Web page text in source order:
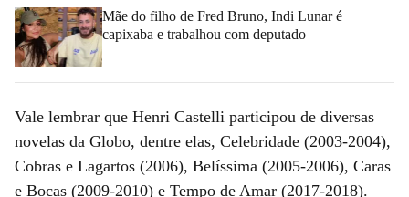
Mãe do filho de Fred Bruno, Indi Lunar é
capixaba e trabalhou com deputado
Vale lembrar que Henri Castelli participou de diversas
novelas da Globo, dentre elas, Celebridade (2003-2004),
Cobras e Lagartos (2006), Belíssima (2005-2006), Caras
e Bocas (2009-2010) e Tempo de Amar (2017-2018).